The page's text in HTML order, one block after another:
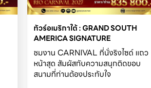
ทัวร์อเมริกาใต้ : GRAND SOUTH
AMERICA SIGNATURE
ชมงาน CARNIVAL ที่นั่งริงไซด์ แถว
หน้าสุด สัมผัสกับความสนุกติดขอบ
สนามที่ท่านต้องประทับใจ